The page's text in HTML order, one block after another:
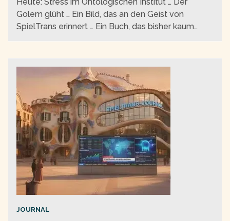
Golem glüht … Ein Bild, das an den Geist von
SpielTrans erinnert … Ein Buch, das bisher kaum
JOURNAL